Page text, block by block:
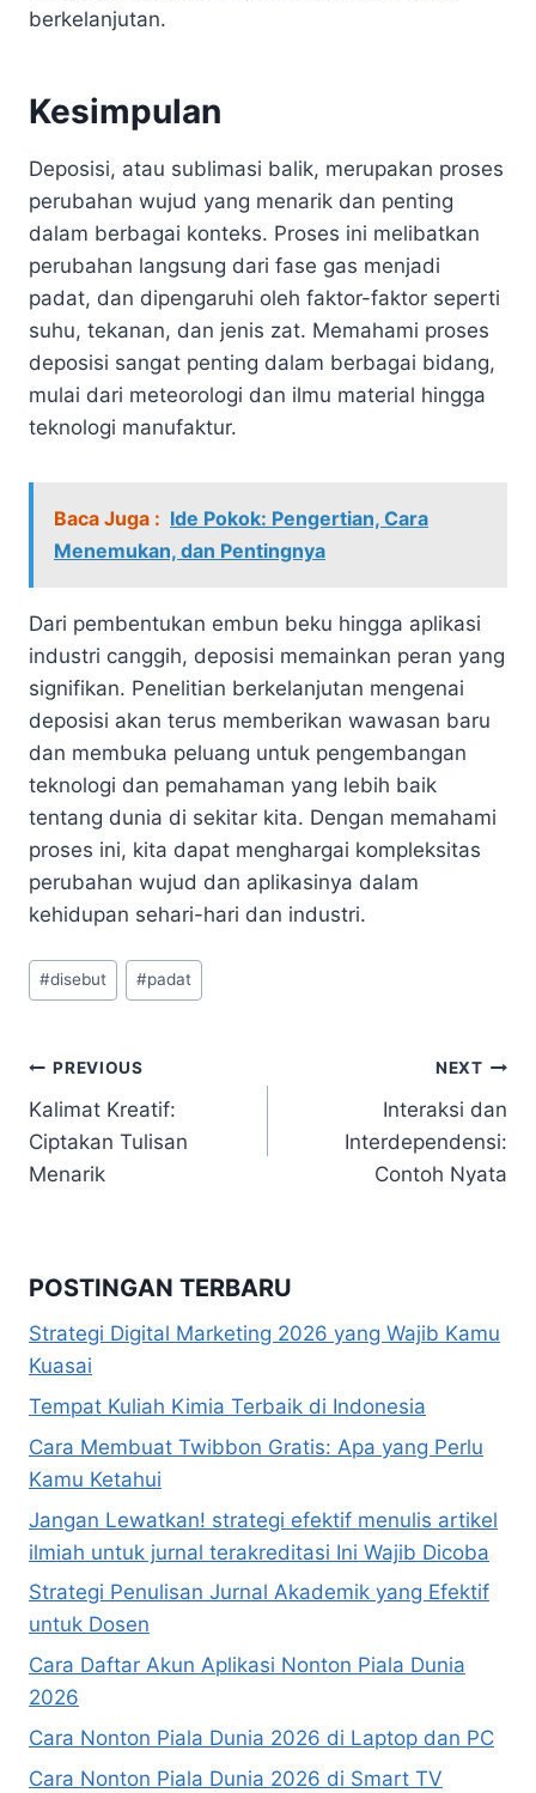
berkelanjutan.
Kesimpulan
Deposisi, atau sublimasi balik, merupakan proses
perubahan wujud yang menarik dan penting
dalam berbagai konteks. Proses ini melibatkan
perubahan langsung dari fase gas menjadi
padat, dan dipengaruhi oleh faktor-faktor seperti
suhu, tekanan, dan jenis zat. Memahami proses
deposisi sangat penting dalam berbagai bidang,
mulai dari meteorologi dan ilmu material hingga
teknologi manufaktur.
Baca Juga : Ide Pokok: Pengertian, Cara
Menemukan, dan Pentingnya
Dari pembentukan embun beku hingga aplikasi
industri canggih, deposisi memainkan peran yang
signifikan. Penelitian berkelanjutan mengenai
deposisi akan terus memberikan wawasan baru
dan membuka peluang untuk pengembangan
teknologi dan pemahaman yang lebih baik
tentang dunia di sekitar kita. Dengan memahami
proses ini, kita dapat menghargai kompleksitas
perubahan wujud dan aplikasinya dalam
kehidupan sehari-hari dan industri.
Post
Tags:
#disebut #padat
Navigasi
pos
PREVIOUS
Kalimat Kreatif:
Ciptakan Tulisan
Menarik
NEXT
Interaksi dan
Interdependensi:
Contoh Nyata
POSTINGAN TERBARU
Strategi Digital Marketing 2026 yang Wajib Kamu
Kuasai
Tempat Kuliah Kimia Terbaik di Indonesia
Cara Membuat Twibbon Gratis: Apa yang Perlu
Kamu Ketahui
Jangan Lewatkan! strategi efektif menulis artikel
ilmiah untuk jurnal terakreditasi Ini Wajib Dicoba
Strategi Penulisan Jurnal Akademik yang Efektif
untuk Dosen
Cara Daftar Akun Aplikasi Nonton Piala Dunia
2026
Cara Nonton Piala Dunia 2026 di Laptop dan PC
Cara Nonton Piala Dunia 2026 di Smart TV